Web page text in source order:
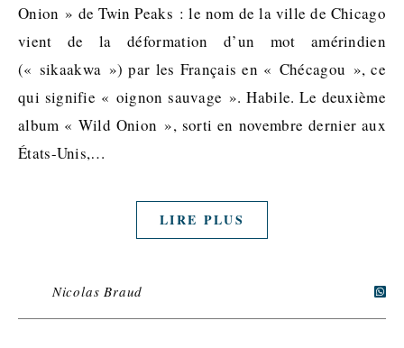
Onion » de Twin Peaks : le nom de la ville de Chicago
vient de la déformation d’un mot amérindien
(« sikaakwa ») par les Français en « Chécagou », ce
qui signifie « oignon sauvage ». Habile. Le deuxième
album « Wild Onion », sorti en novembre dernier aux
États-Unis,…
LIRE PLUS
Nicolas Braud